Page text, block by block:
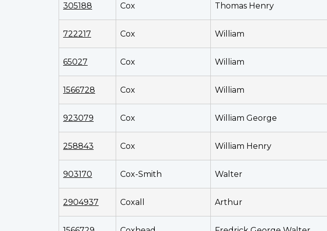
305188 Cox Thomas Henry
722217 Cox William
65027 Cox William
1566728 Cox William
923079 Cox William George
258843 Cox William Henry
903170 Cox-Smith Walter
2904937 Coxall Arthur